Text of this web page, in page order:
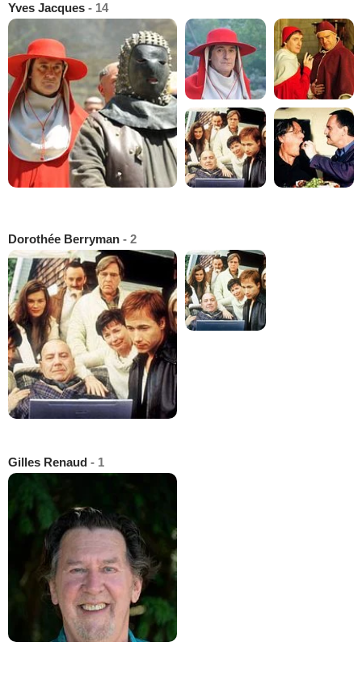
Yves Jacques - 14
Dorothée Berryman - 2
Gilles Renaud - 1